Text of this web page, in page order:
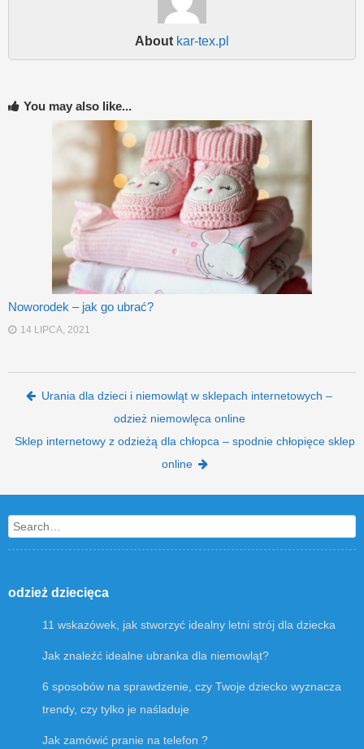
About kar-tex.pl
You may also like...
Noworodek – jak go ubrać?
14 LIPCA, 2021
Post navigation
Urania dla dzieci i niemowląt w sklepach internetowych –
odzież niemowlęca online
Sklep internetowy z odzieżą dla chłopca – spodnie chłopięce sklep
online
Search
odzież dziecięca
11 wskazówek, jak stworzyć idealny letni strój dla dziecka
Jak znaleźć idealne ubranka dla niemowląt?
6 sposobów na sprawdzenie, czy Twoje dziecko wyznacza
trendy, czy tylko je naśladuje
Jak zamówić pranie na telefon ?